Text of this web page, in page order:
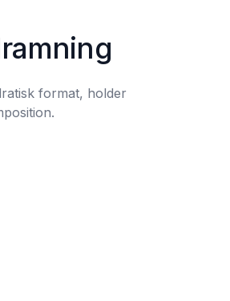
format, holder